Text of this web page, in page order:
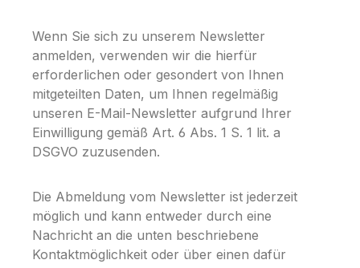
Wenn Sie sich zu unserem Newsletter
anmelden, verwenden wir die hierfür
erforderlichen oder gesondert von Ihnen
mitgeteilten Daten, um Ihnen regelmäßig
unseren E-Mail-Newsletter aufgrund Ihrer
Einwilligung gemäß Art. 6 Abs. 1 S. 1 lit. a
DSGVO zuzusenden.
Die Abmeldung vom Newsletter ist jederzeit
möglich und kann entweder durch eine
Nachricht an die unten beschriebene
Kontaktmöglichkeit oder über einen dafür